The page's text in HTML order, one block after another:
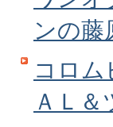
ンの藤
コロム
ＡＬ＆